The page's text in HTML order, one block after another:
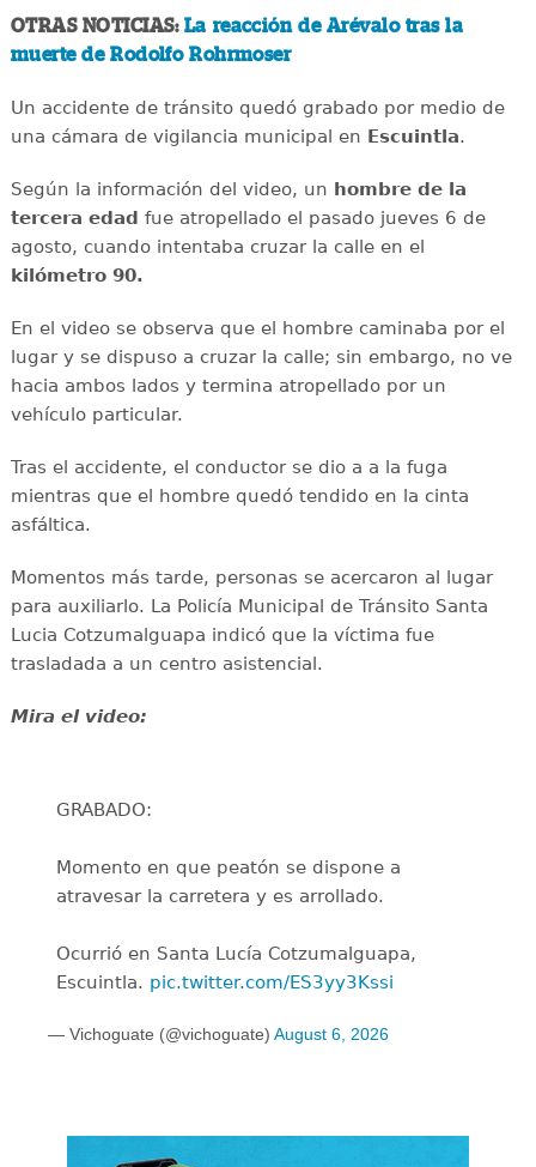
OTRAS NOTICIAS: La reacción de Arévalo tras la
muerte de Rodolfo Rohrmoser
Un accidente de tránsito quedó grabado por medio de
una cámara de vigilancia municipal en Escuintla.
Según la información del video, un hombre de la
tercera edad fue atropellado el pasado jueves 6 de
agosto, cuando intentaba cruzar la calle en el
kilómetro 90.
En el video se observa que el hombre caminaba por el
lugar y se dispuso a cruzar la calle; sin embargo, no ve
hacia ambos lados y termina atropellado por un
vehículo particular.
Tras el accidente, el conductor se dio a a la fuga
mientras que el hombre quedó tendido en la cinta
asfáltica.
Momentos más tarde, personas se acercaron al lugar
para auxiliarlo. La Policía Municipal de Tránsito Santa
Lucia Cotzumalguapa indicó que la víctima fue
trasladada a un centro asistencial.
Mira el video:
GRABADO:
Momento en que peatón se dispone a
atravesar la carretera y es arrollado.
Ocurrió en Santa Lucía Cotzumalguapa,
Escuintla. pic.twitter.com/ES3yy3Kssi
— Vichoguate (@vichoguate) August 6, 2026